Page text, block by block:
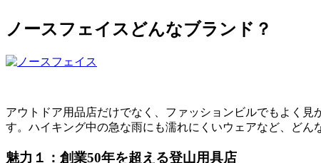
ノースフェイスどんなブランド？
アウトドア用品店だけでなく、ファッションビルでもよく見
す。 ハイキング中の急な雨にも濡れにくいウェアなど、どん
魅力１：創業50年を超える登山用具店